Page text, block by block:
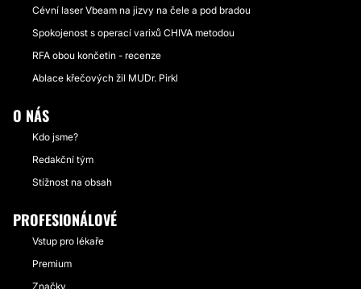
Cévní laser Vbeam na jizvy na čele a pod bradou
Spokojenost s operací varixů CHIVA metodou
RFA obou končetin - recenze
Ablace křečových žil MUDr. Pirkl
O NÁS
Kdo jsme?
Redakční tým
Stížnost na obsah
PROFESIONÁLOVÉ
Vstup pro lékaře
Premium
Značky